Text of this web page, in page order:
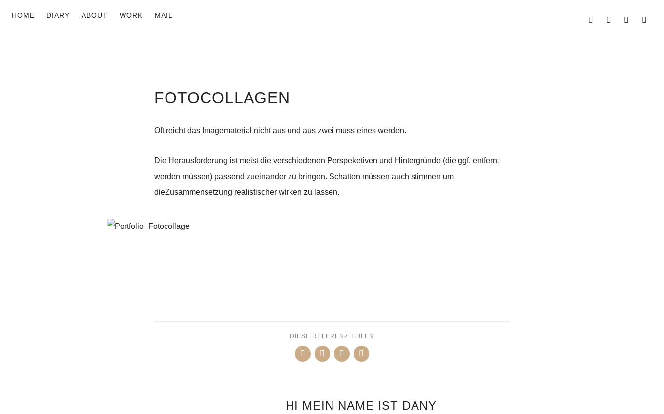
HOME DIARY ABOUT WORK MAIL
FOTOCOLLAGEN
Oft reicht das Imagematerial nicht aus und aus zwei muss eines werden.
Die Herausforderung ist meist die verschiedenen Perspeketiven und Hintergründe (die ggf. entfernt
werden müssen) passend zueinander zu bringen. Schatten müssen auch stimmen um
dieZusammensetzung realistischer wirken zu lassen.
DIESE REFERENZ TEILEN
HI MEIN NAME IST DANY